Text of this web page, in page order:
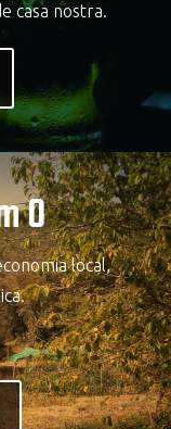
casa nostra.
0
local,